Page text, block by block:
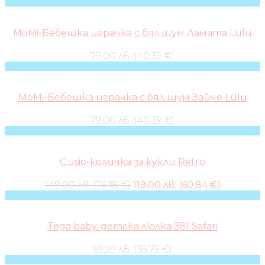
MoMi-Бебешка играчка с бял шум Ламата Lulu
79,00 лв. (40.39 €)
MoMi-Бебешка играчка с бял шум Зайче Lulu
79,00 лв. (40.39 €)
Gusio-количка за кукли Retro
149,00 лв. (76.18 €) Original
119,00 лв. (60.84 €)
Tega baby-детска люлка 3в1 Safari
69,99 лв. (35.79 €)